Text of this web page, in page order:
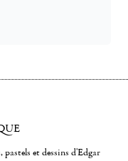
pastels et dessins d'Edgar